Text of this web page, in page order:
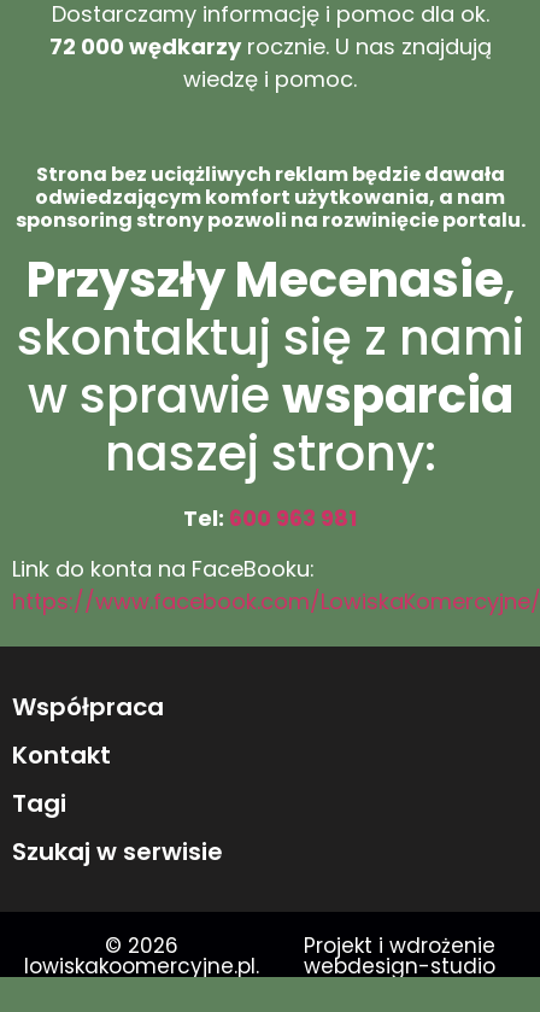
Dostarczamy informację i pomoc dla ok.
72 000 wędkarzyrocznie. U nas znajdują
wiedzę i pomoc.
Strona bez uciążliwych reklam będzie dawała
odwiedzającym komfort użytkowania, a nam
sponsoring strony pozwoli na rozwinięcie portalu.
Przyszły Mecenasie,
skontaktuj się z nami
w sprawiewsparcia
naszej strony:
Tel: 600 963 981
Link do konta na FaceBooku:
https://www.facebook.com/LowiskaKomercyjne/
Współpraca
Kontakt
Tagi
Szukaj w serwisie
© 2026
lowiskakoomercyjne.pl.
Wszelkie prawa
Projekt i wdrożenie
webdesign-studio